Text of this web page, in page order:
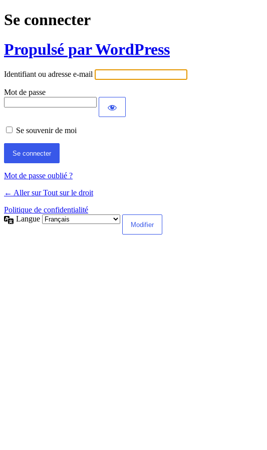
Se connecter
Propulsé par WordPress
Identifiant ou adresse e-mail
Mot de passe
Se souvenir de moi
Mot de passe oublié ?
← Aller sur Tout sur le droit
Politique de confidentialité
Langue